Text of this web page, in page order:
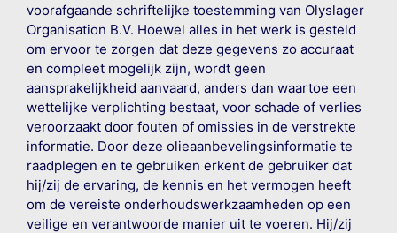
voorafgaande schriftelijke toestemming van Olyslager
Organisation B.V. Hoewel alles in het werk is gesteld
om ervoor te zorgen dat deze gegevens zo accuraat
en compleet mogelijk zijn, wordt geen
aansprakelijkheid aanvaard, anders dan waartoe een
wettelijke verplichting bestaat, voor schade of verlies
veroorzaakt door fouten of omissies in de verstrekte
informatie. Door deze olieaanbevelingsinformatie te
raadplegen en te gebruiken erkent de gebruiker dat
hij/zij de ervaring, de kennis en het vermogen heeft
om de vereiste onderhoudswerkzaamheden op een
veilige en verantwoorde manier uit te voeren. Hij/zij